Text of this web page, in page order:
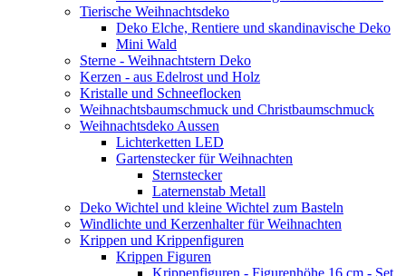
Tierische Weihnachtsdeko
Deko Elche, Rentiere und skandinavische Deko
Mini Wald
Sterne - Weihnachtstern Deko
Kerzen - aus Edelrost und Holz
Kristalle und Schneeflocken
Weihnachtsbaumschmuck und Christbaumschmuck
Weihnachtsdeko Aussen
Lichterketten LED
Gartenstecker für Weihnachten
Sternstecker
Laternenstab Metall
Deko Wichtel und kleine Wichtel zum Basteln
Windlichte und Kerzenhalter für Weihnachten
Krippen und Krippenfiguren
Krippen Figuren
Krippenfiguren - Figurenhöhe 16 cm - Set